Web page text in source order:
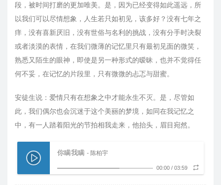
段，被时间打磨的更加唯美。是，因为已经变得如此遥远，所
以我们可以尽情想象，人生若只如初见，该多好？没有七年之
痒，没有喜新厌旧，没有世俗与名利的挑战，没有分手时决裂
或者淡漠的表情，在我们微薄的记忆里只有最初见面的微笑，
熟悉又陌生的眼神，即使是另一种形式的暧昧，也并不觉得任
何不妥，在记忆的片段里，只有微微的忐忑与甜蜜。
安徒生说：爱情只有在想象之中才能永生不灭。是，尽管如
此，我们偶尔也会沉迷于这个美丽的梦境，如同在我记忆之
中，有一人踏着阳光的节拍相我走来，他抬头，眉目宛然。
你瞒我瞒 - 陈柏宇
00:00 / 03:59